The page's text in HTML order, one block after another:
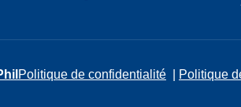
Politique de confidentialité Politique